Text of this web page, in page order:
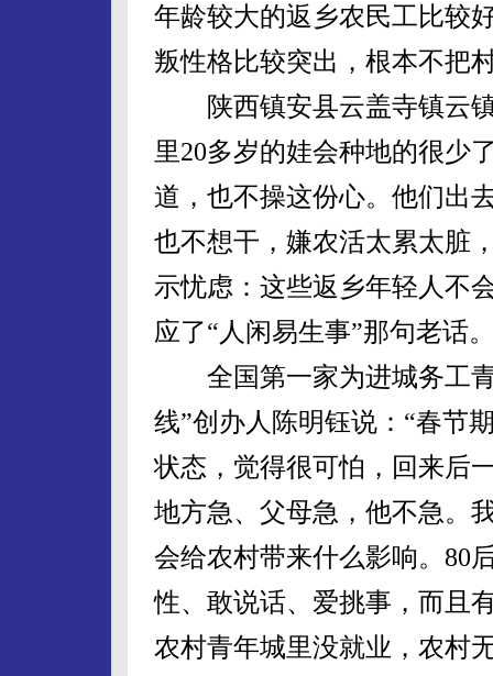
年龄较大的返乡农民工比较
叛性格比较突出，根本不把
陕西镇安县云盖寺镇云镇
里20多岁的娃会种地的很少
道，也不操这份心。他们出
也不想干，嫌农活太累太脏
示忧虑：这些返乡年轻人不
应了“人闲易生事”那句老话
全国第一家为进城务工青
线”创办人陈明钰说：“春节
状态，觉得很可怕，回来后
地方急、父母急，他不急。
会给农村带来什么影响。80
性、敢说话、爱挑事，而且
农村青年城里没就业，农村